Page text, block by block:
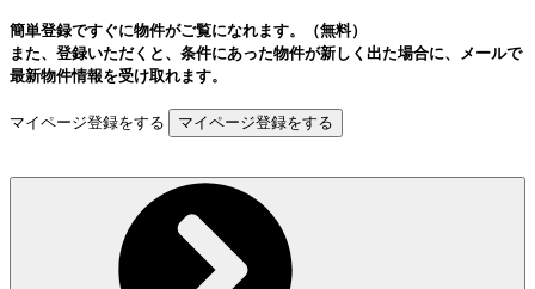
簡単登録ですぐに物件がご覧になれます。（無料）
また、登録いただくと、条件にあった物件が新しく出た場合に、メールで
最新物件情報を受け取れます。
マイページ登録をする